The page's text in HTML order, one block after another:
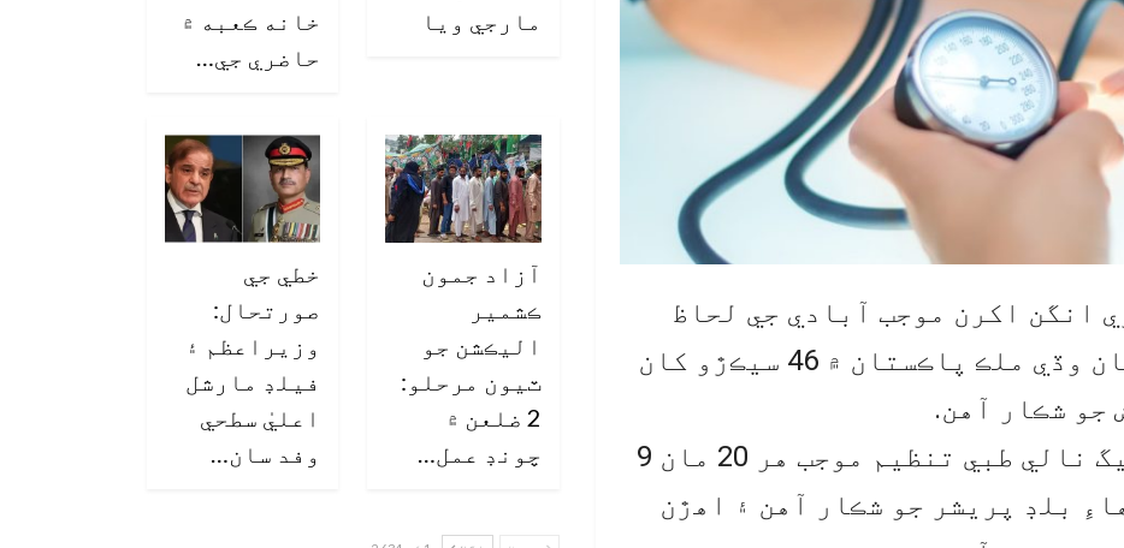
انگن اکرن موجب آبادي جي لحاظ
سان دنيا جي پنجين سڀ کان وڏي ملڪ پاڪستان ۾ 46 سيڪڙو کان
جو شڪار آهن.
پاڪستان هائپرٽينشن ليگ نالي طبي تنظيم موجب هر 20 مان 9
بلڊ پريشر جو شڪار آهن ۽ اهڙن
مارجي ويا
خانه ڪعبه ۾
حاضري جي…
آزاد جمون
ڪشمير
اليڪشن جو
ٽيون مرحلو:
2 ضلعن ۾
چونڊ عمل…
خطي جي
صورتحال:
وزيراعظم ۽
فيلڊ مارشل
اعليٰ سطحي
وفد سان…